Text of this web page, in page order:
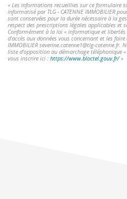
« Les informations recueillies sur ce formulaire
informatisé par TLG - CATENNE IMMOBILIER
sont conservées pour la durée nécessaire à la
respect des prescriptions légales applicables et
Conformément à la loi « informatique et libertés
d'accès aux données vous concernant et les
IMMOBILIER severine.catenne1@tlg-catenne.fr.
liste d'opposition au démarchage téléphonique
vous inscrire ici : https://www.bloctel.gouv.fr/»